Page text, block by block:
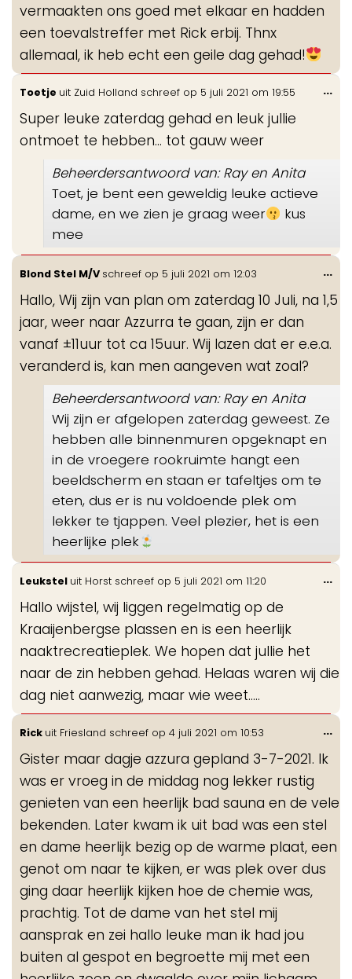
vermaakten ons goed met elkaar en hadden
een toevalstreffer met Rick erbij. Thnx
allemaal, ik heb echt een geile dag gehad!
Toetje uit Zuid Holland schreef op 5 juli 2021 om 19:55
Super leuke zaterdag gehad en leuk jullie
ontmoet te hebben... tot gauw weer
Beheerdersantwoord van: Ray en Anita
Toet, je bent een geweldig leuke actieve
dame, en we zien je graag weer
kus
mee
...
Blond Stel M/V schreef op 5 juli 2021 om 12:03
Hallo, Wij zijn van plan om zaterdag 10 Juli, na 1,5
jaar, weer naar Azzurra te gaan, zijn er dan
vanaf ±11uur tot ca 15uur. Wij lazen dat er e.e.a.
veranderd is, kan men aangeven wat zoal?
Beheerdersantwoord van: Ray en Anita
Wij zijn er afgelopen zaterdag geweest. Ze
hebben alle binnenmuren opgeknapt en
in de vroegere rookruimte hangt een
beeldscherm en staan er tafeltjes om te
eten, dus er is nu voldoende plek om
lekker te tjappen. Veel plezier, het is een
heerlijke plek
...
Leukstel uit Horst schreef op 5 juli 2021 om 11:20
Hallo wijstel, wij liggen regelmatig op de
Kraaijenbergse plassen en is een heerlijk
naaktrecreatieplek. We hopen dat jullie het
naar de zin hebben gehad. Helaas waren wij die
dag niet aanwezig, maar wie weet.....
...
Rick uit Friesland schreef op 4 juli 2021 om 10:53
Gister maar dagje azzura gepland 3-7-2021. Ik
was er vroeg in de middag nog lekker rustig
genieten van een heerlijk bad sauna en de vele
bekenden. Later kwam ik uit bad was een stel
en dame heerlijk bezig op de warme plaat, een
genot om naar te kijken, er was plek over dus
ging daar heerlijk kijken hoe de chemie was,
prachtig. Tot de dame van het stel mij
aansprak en zei hallo leuke man ik had jou
buiten al gespot en begroette mij met een
...